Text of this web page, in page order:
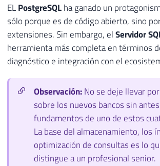
ELPostgreSQLha ganado un
sólo porque es de código abierto, sino
extensiones. Sin embargo, elServidor
herramienta más completa en términos
diagnóstico e integración con el
Observación:No se deje llevar
sobre los nuevos bancos sin
fundamentos de uno de estos
La base del almacenamiento, los
optimización de consultas es lo
distingue a un profesional senior.